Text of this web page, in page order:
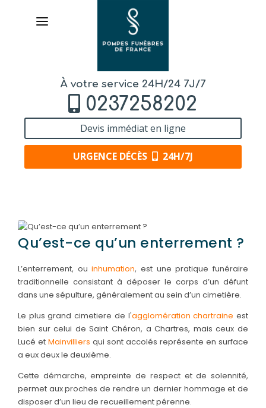
À votre service 24H/24 7J/7
0237258202
Devis immédiat en ligne
URGENCE DÉCÈS 24H/7J
ORGANISER DES OBSÈQUES
PRÉVOIR SES OBSÈQUES
SERVICES & ARTICLES
Avis de décès et Démarches en Eure-et-Loir (28)
Crémation - incinération sur Chartres et son
Enterrement - Inhumation a Lucé et en Eure-et-Loir
Entretien de sépulture
Foire aux questions – Obsèques a Le Coudray et en
NOTRE AGENCE
ESPACE FAMILLE
Qu’est-ce qu’un enterrement ?
L’enterrement, ouinhumation, est une pratique funéraire
traditionnelle consistant à déposer le corps d’un défunt
dans une sépulture, généralement au sein d’un cimetière.
Le plus grand cimetiere de l'agglomération chartraine est
bien sur celui de Saint Chéron, a Chartres, mais ceux de
Lucé et Mainvilliers qui sont accolés représente en surface
a eux deux le deuxième.
Cette démarche, empreinte de respect et de solennité,
permet aux proches de rendre un dernier hommage et de
disposer d’un lieu de recueillement pérenne.